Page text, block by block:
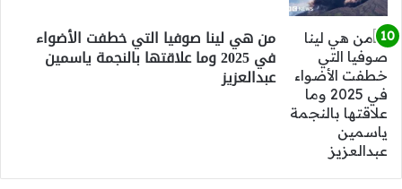
من هي لينا صوفيا التي خطفت الأضواء
في 2025 وما علاقتها بالنجمة ياسمين
عبدالعزيز